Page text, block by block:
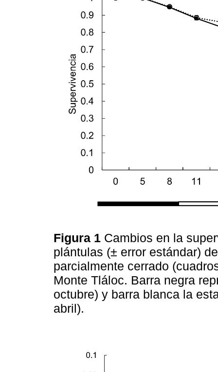
Figura 1 Cambios en la
plántulas (± error estándar)
parcialmente cerrado
Monte Tláloc. Barra negra
octubre) y barra blanca la
abril).